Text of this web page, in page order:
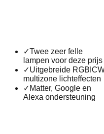
✓Twee zeer felle
lampen voor deze prijs
✓Uitgebreide
multizone lichteffecten
✓ Matter, Google en
Alexa ondersteuning